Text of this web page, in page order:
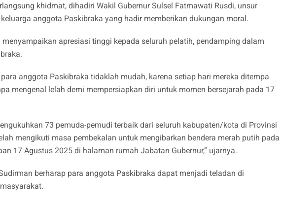
khidmat, dihadiri Wakil Gubernur Sulsel Fatmawati Rusdi, unsur
anggota Paskibraka yang hadir memberikan dukungan moral.
menyampaikan apresiasi tinggi kepada seluruh pelatih, pendamping dalam
anggota Paskibraka tidaklah mudah, karena setiap hari mereka ditempa
mengenal lelah demi mempersiapkan diri untuk momen bersejarah pada 17
73 pemuda-pemudi terbaik dari seluruh kabupaten/kota di Provinsi
mengikuti masa pembekalan untuk mengibarkan bendera merah putih pada
17 Agustus 2025 di halaman rumah Jabatan Gubernur,” ujarnya.
berharap para anggota Paskibraka dapat menjadi teladan di